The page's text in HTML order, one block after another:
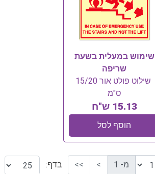
שימוש במעלית בשעת
שריפה
שילוט פולט אור 15/20
ס"מ
15.13 ש"ח
הוסף לסל
מ- 1 >
>> בדף: